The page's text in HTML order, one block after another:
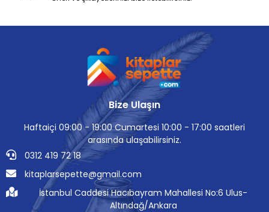
Bize Ulaşın
Haftaiçi 09:00 - 19:00 Cumartesi 10:00 - 17:00 saatleri
arasında ulaşabilirsiniz.
0312 419 72 18
kitaplarsepette@gmail.com
İstanbul Caddesi Hacıbayram Mahallesi No:6 Ulus-
Altındağ/Ankara